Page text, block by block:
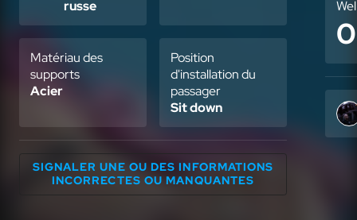
russe
Matériau des
supports
Acier
Position
d'installation du
passager
Sit down
SIGNALER UNE OU DES INFORMATIONS
INCORRECTES OU MANQUANTES
0